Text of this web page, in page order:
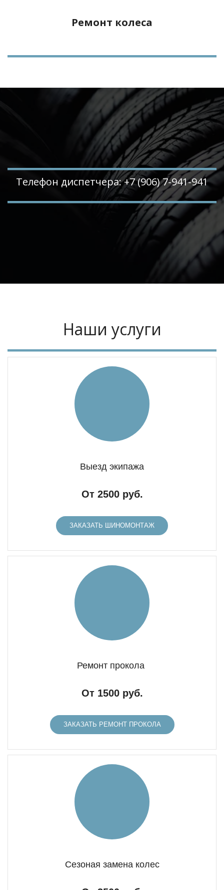
Ремонт колеса
Телефон диспетчера: +7 (906) 7-941-941
Наши услуги
Выезд экипажа
От 2500 руб.
ЗАКАЗАТЬ ШИНОМОНТАЖ
Ремонт прокола
От 1500 руб.
ЗАКАЗАТЬ РЕМОНТ ПРОКОЛА
Сезоная замена колес